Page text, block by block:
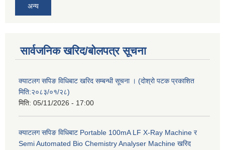
अन्य
सार्वजनिक खरिद/बोलपत्र सूचना
क्याटलग सपिङ विधिबाट खरिद सम्बन्धी सूचना । (दोश्रो पटक प्रकाशित
मिति:२०८३/०१/२८)
मिति: 05/11/2026 - 17:00
क्याटलग सपिङ विधिबाट Portable 100mA LF X-Ray Machine र
Semi Automated Bio Chemistry Analyser Machine खरिद